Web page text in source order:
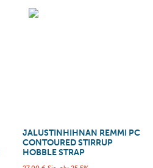
JALUSTINHIHNAN REMMI PC
CONTOURED STIRRUP
HOBBLE STRAP